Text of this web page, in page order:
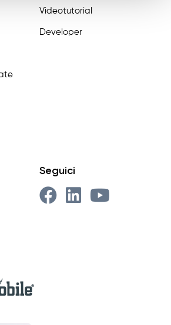
Videotutorial
Developer
Seguici